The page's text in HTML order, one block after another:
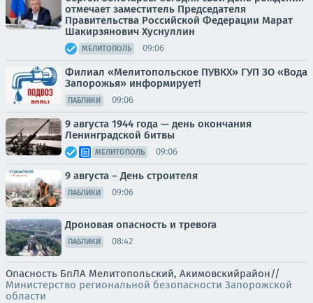
отмечает заместитель Председателя
Правительства Российской Федерации Марат
Шакирзянович Хуснуллин
МЕЛИТОПОЛЬ 09:06
Филиал «Мелитопольское ПУВКХ» ГУП ЗО «Вода
Запорожья» информирует!
ПАБЛИКИ 09:06
9 августа 1944 года — день окончания
Ленинградской битвы
МЕЛИТОПОЛЬ 09:06
9 августа – День строителя
ПАБЛИКИ 09:06
Дроновая опасность и тревога
ПАБЛИКИ 08:42
Опасность БпЛА Мелитопольский, Акимовскийрайон//
Министерство региональной безопасности Запорожской
области